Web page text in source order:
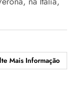
Mais Informação